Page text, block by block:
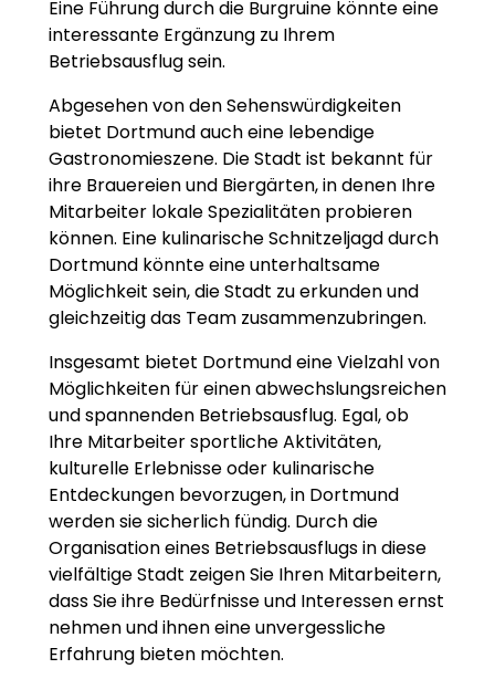
Eine Führung durch die Burgruine könnte eine
interessante Ergänzung zu Ihrem
Betriebsausflug sein.
Abgesehen von den Sehenswürdigkeiten
bietet Dortmund auch eine lebendige
Gastronomieszene. Die Stadt ist bekannt für
ihre Brauereien und Biergärten, in denen Ihre
Mitarbeiter lokale Spezialitäten probieren
können. Eine kulinarische Schnitzeljagd durch
Dortmund könnte eine unterhaltsame
Möglichkeit sein, die Stadt zu erkunden und
gleichzeitig das Team zusammenzubringen.
Insgesamt bietet Dortmund eine Vielzahl von
Möglichkeiten für einen abwechslungsreichen
und spannenden Betriebsausflug. Egal, ob
Ihre Mitarbeiter sportliche Aktivitäten,
kulturelle Erlebnisse oder kulinarische
Entdeckungen bevorzugen, in Dortmund
werden sie sicherlich fündig. Durch die
Organisation eines Betriebsausflugs in diese
vielfältige Stadt zeigen Sie Ihren Mitarbeitern,
dass Sie ihre Bedürfnisse und Interessen ernst
nehmen und ihnen eine unvergessliche
Erfahrung bieten möchten.